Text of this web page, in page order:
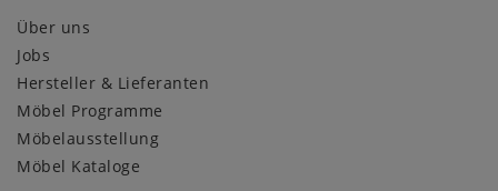
Über uns
Jobs
Hersteller & Lieferanten
Möbel Programme
Möbelausstellung
Möbel Kataloge